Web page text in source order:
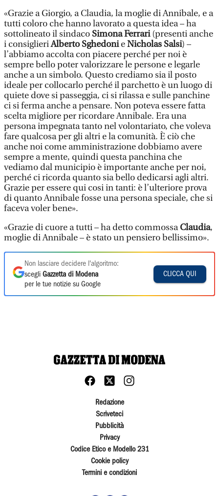
«Grazie a Giorgio, a Claudia, la moglie di Annibale, e a
tutti coloro che hanno lavorato a questa idea – ha
sottolineato il sindaco Simona Ferrari(presenti anche
i consiglieriAlberto SghedonieNicholas Salsi) –
l’abbiamo accolta con piacere perché per noi è
sempre bello poter valorizzare le persone e legarle
anche a un simbolo. Questo crediamo sia il posto
ideale per collocarlo perché il parchetto è un luogo di
quiete dove si passeggia, ci si rilassa e sulle panchine
ci si ferma anche a pensare. Non poteva essere fatta
scelta migliore per ricordare Annibale. Era una
persona impegnata tanto nel volontariato, che voleva
fare qualcosa per gli altri e la comunità. È ciò che
anche noi come amministrazione dobbiamo avere
sempre a mente, quindi questa panchina che
vediamo dal municipio è importante anche per noi,
perché ci ricorda quanto sia bello dedicarsi agli altri.
Grazie per essere qui cosi in tanti: è l’ulteriore prova
di quanto Annibale fosse una persona speciale, che si
faceva voler bene».
«Grazie di cuore a tutti – ha detto commossaClaudia,
moglie di Annibale – è stato un pensiero bellissimo».
Non lasciare decidere l'algoritmo:
scegli Gazzetta di Modena
per le tue notizie su Google
CLICCA QUI
Redazione
Scriveteci
Pubblicità
Privacy
Codice Etico e Modello 231
Cookie policy
Termini e condizioni